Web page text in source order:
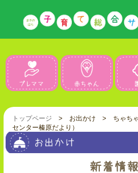
プレママ 赤ち
トップページ > お出かけ > ちゃちゃ
センター榛原だより）